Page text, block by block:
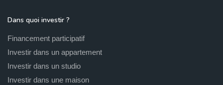
Dans quoi investir ?
Financement participatif
Investir dans un appartement
Investir dans un studio
Investir dans une maison